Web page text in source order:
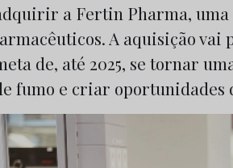
a Fertin Pharma, uma
A aquisição
de, até 2025, se tornar
fumo e criar oportunidades